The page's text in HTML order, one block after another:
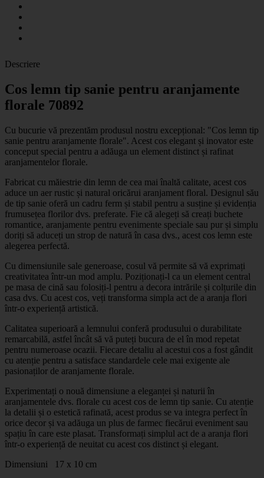
Descriere
Cos lemn tip sanie pentru aranjamente
florale 70892
Cu bucurie vă prezentăm produsul nostru excepțional: "Cos lemn tip
sanie pentru aranjamente florale". Acest cos elegant și inovator este
conceput special pentru a adăuga un element distinct și rafinat
aranjamentelor florale.
Fabricat cu măiestrie din lemn de cea mai înaltă calitate, acest cos
aduce un aer rustic și natural oricărui aranjament floral. Designul său
de tip sanie oferă un cadru ferm și stabil pentru a susține și evidenția
frumusețea florilor dvs. preferate. Fie că alegeți să creați buchete
romantice, aranjamente pentru evenimente speciale sau pur și simplu
doriți să aduceți un strop de natură în casa dvs., acest cos lemn este
alegerea perfectă.
Cu dimensiunile sale generoase, cosul vă permite să vă exprimați
creativitatea într-un mod amplu. Poziționați-l ca un element central
pe masa de cină sau folosiți-l pentru a decora intrările și colțurile din
casa dvs. Cu acest cos, veți transforma simpla act de a aranja flori
într-o experiență artistică.
Calitatea superioară a lemnului conferă produsului o durabilitate
remarcabilă, astfel încât să vă puteți bucura de el în mod repetat
pentru numeroase ocazii. Fiecare detaliu al acestui cos a fost gândit
cu atenție pentru a satisface standardele cele mai exigente ale
pasionaților de aranjamente florale.
Experimentați o nouă dimensiune a eleganței și naturii în
aranjamentele dvs. florale cu acest cos de lemn tip sanie. Cu atenție
la detalii și o estetică rafinată, acest produs se va integra perfect în
orice decor și va adăuga un plus de farmec fiecărui eveniment sau
spațiu în care este plasat. Transformați simplul act de a aranja flori
într-o experiență de neuitat cu acest cos distinct și elegant.
Dimensiuni 17 x 10 cm